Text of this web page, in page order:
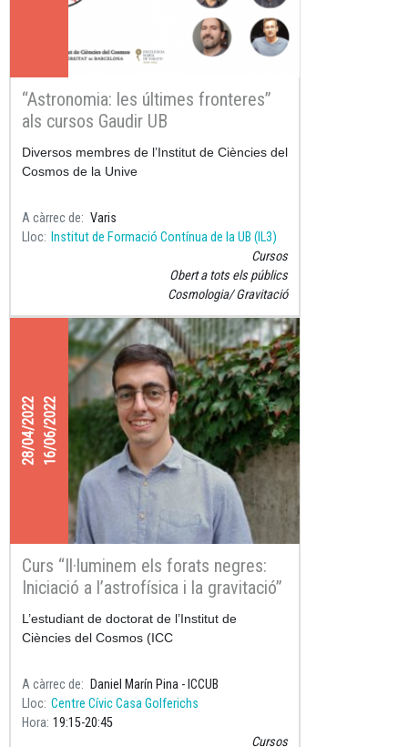
“Astronomia: les últimes fronteres”
als cursos Gaudir UB
Diversos membres de l’Institut de Ciències del
Cosmos de la Unive
A càrrec de
Varis
Lloc
Institut de Formació Contínua de la UB (IL3)
Cursos
Obert a tots els públics
Cosmologia Gravitació
28/04/202216/06/2022
Curs “Il·luminem els forats negres:
Iniciació a l’astrofísica i la gravitació”
L’estudiant de doctorat de l’Institut de
Ciències del Cosmos (ICC
A càrrec de
Daniel Marín Pina - ICCUB
Lloc Centre Cívic Casa Golferichs
Hora 19:15 20:45
Cursos